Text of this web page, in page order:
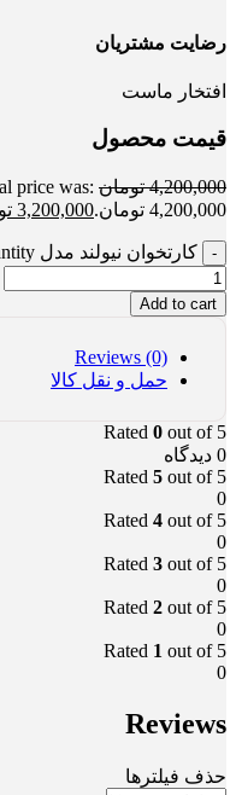
رضایت مشتریان
افتخار ماست
قیمت محصول
4,200,000 تومان price was:
4,200,000 تومان.
3,200,000
کارتخوان نیولند مدل ME31 Pro quantity
Add to cart
Reviews (0)
حمل و نقل کالا
Rated 0 out of 5
0 دیدگاه
Rated 5 out of 5
0
Rated 4 out of 5
0
Rated 3 out of 5
0
Rated 2 out of 5
0
Rated 1 out of 5
0
Reviews
حذف فیلترها